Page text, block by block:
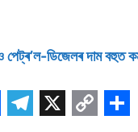
ডিজেলৰ দাম বহুত